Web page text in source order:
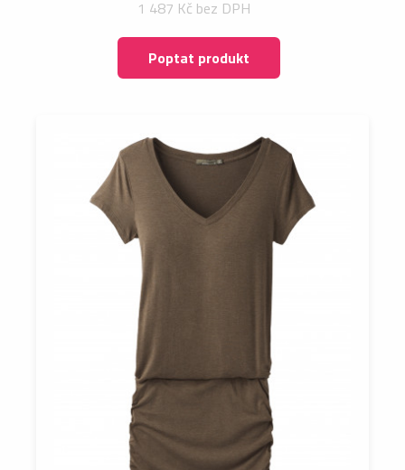
1 487 Kč bez DPH
Poptat produkt